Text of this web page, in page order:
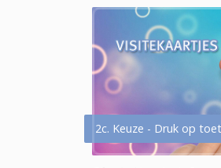
2c. Keuze - Druk op